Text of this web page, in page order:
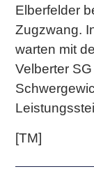
Elberfelder
Zugzwang.
warten mit
Velberter
[TM]